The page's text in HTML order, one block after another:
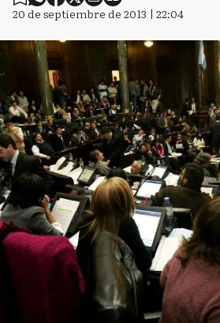
20 de septiembre de 2013 | 22:04